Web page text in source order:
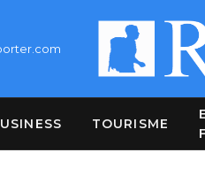
TOURISME